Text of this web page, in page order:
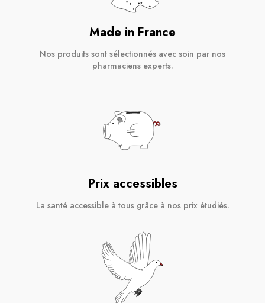
Made in France
Nos produits sont sélectionnés avec soin par nos
pharmaciens experts.
Prix accessibles
La santé accessible à tous grâce à nos prix étudiés.